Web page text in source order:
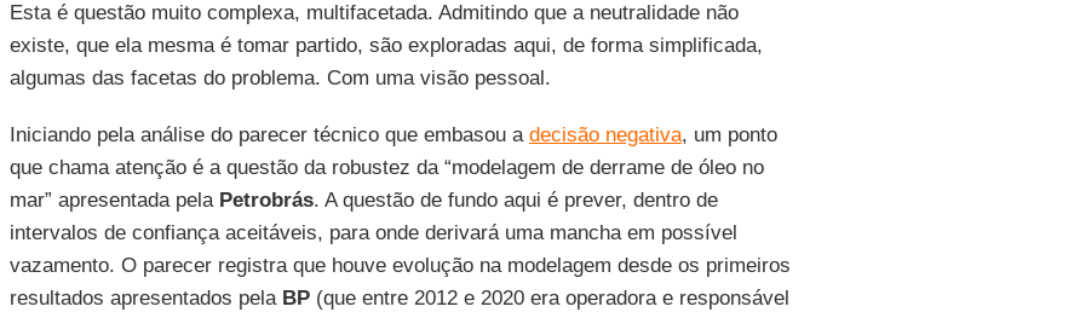
Esta é questão muito complexa, multifacetada. Admitindo que a neutralidade não
existe, que ela mesma é tomar partido, são exploradas aqui, de forma simplificada,
algumas das facetas do problema. Com uma visão pessoal.
Iniciando pela análise do parecer técnico que embasou a decisão negativa, um ponto
que chama atenção é a questão da robustez da “modelagem de derrame de óleo no
mar” apresentada pela Petrobrás. A questão de fundo aqui é prever, dentro de
intervalos de confiança aceitáveis, para onde derivará uma mancha em possível
vazamento. O parecer registra que houve evolução na modelagem desde os primeiros
resultados apresentados pela BP(que entre 2012 e 2020 era operadora e responsável